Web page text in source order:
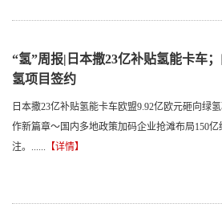
“氢”周报|日本撒23亿补贴氢能卡车
氢项目签约
日本撒23亿补贴氢能卡车欧盟9.92亿欧元砸向绿
作新篇章～国内多地政策加码企业抢滩布局150
注。...... 【详情】